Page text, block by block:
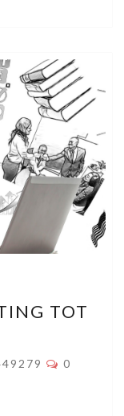
TOT
Reacties
0